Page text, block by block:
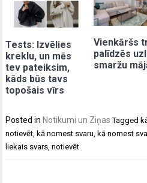
Tests: Izvēlies
kreklu, un mēs
tev pateiksim,
kāds būs tavs
topošais vīrs
Vienkāršs
palīdzēs
smaržu
Posted in Notikumi un Ziņas Tagged
notievēt kā nomest svaru kā nomest
liekais svars ,notievēt